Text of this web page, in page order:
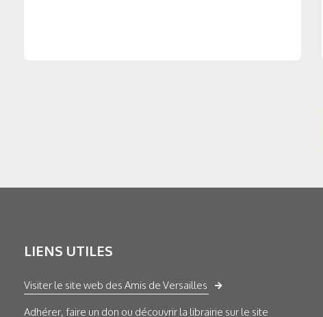
LIENS UTILES
Visiter le site web des Amis de Versailles
Adhérer, faire un don ou découvrir la librairie sur le site